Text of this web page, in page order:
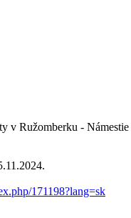
v Ružomberku -
171198?lang=sk